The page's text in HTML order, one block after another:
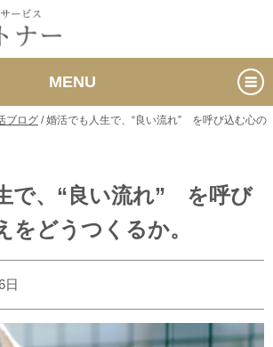
MENU
ブログ /婚活でも人生で、“良い流れ” を呼び込む心の
で、“良い流れ” を呼び
をどうつくるか。
日